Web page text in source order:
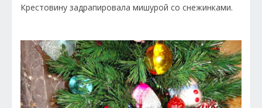
Крестовину задрапировала мишурой со снежинками.